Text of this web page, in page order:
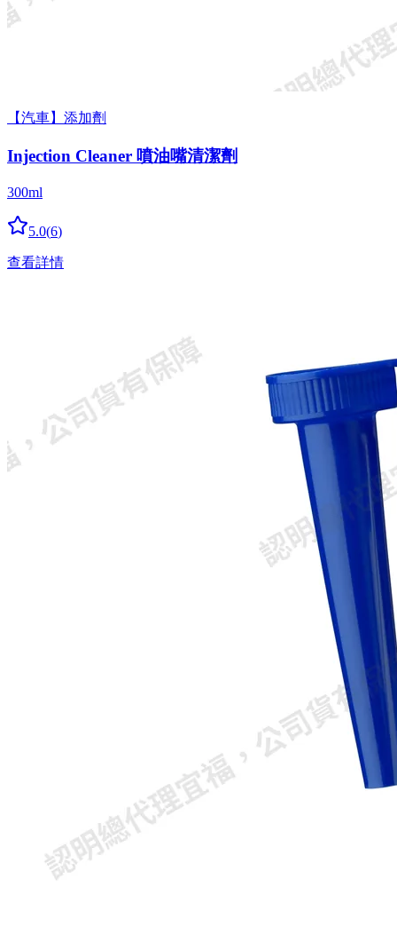
【汽車】添加劑
Injection Cleaner 噴油嘴清潔劑
300ml
5.0(6)
查看詳情